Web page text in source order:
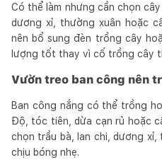
Có thể làm nhưng cần chọn
dương xỉ, thường xuân hoặc
nên bổ sung đèn trồng cây
lượng tốt thay vì cố trồng cây
Vườn treo ban công nên
Ban công nắng có thể trồng
Độ, tóc tiên, dừa cạn rủ hoặc
chọn trầu bà, lan chi, dương
chịu bóng nhẹ.